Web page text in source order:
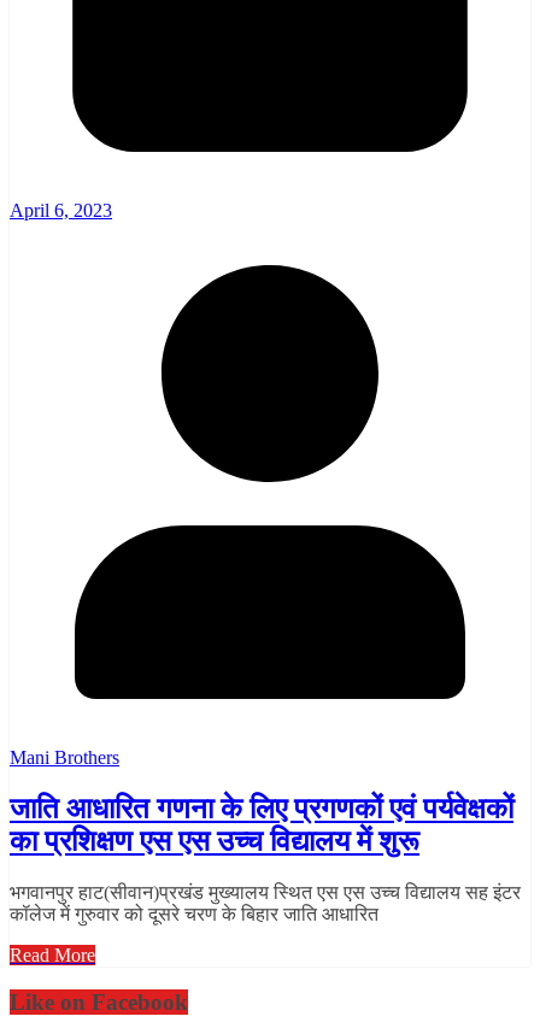
April 6, 2023
Mani Brothers
जाति आधारित गणना के लिए प्रगणकों एवं पर्यवेक्षकों
का प्रशिक्षण एस एस उच्च विद्यालय में शुरू
भगवानपुर हाट(सीवान)प्रखंड मुख्यालय स्थित एस एस उच्च विद्यालय सह इंटर
कॉलेज में गुरुवार को दूसरे चरण के बिहार जाति आधारित
Read More
Like on Facebook